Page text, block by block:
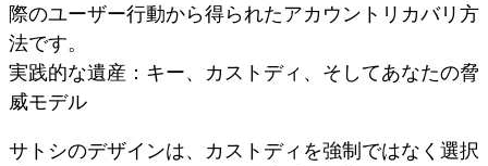
際のユーザー行動から得られたアカウントリカバリ方
法です。
実践的な遺産：キー、カストディ、そしてあなたの脅
威モデル
サトシのデザインは、カストディを強制ではなく選択